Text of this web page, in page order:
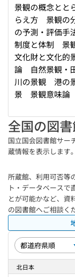
景観の概念と
らえ方 景観の
の予測・評価
制度と体制 景
文化財と文化
論 自然景観・
川の景観 港の
景 景観意味
全国の図
国立国会図書館サー
蔵情報を表示します。
所蔵館、利用可否等
ト・データベースで
とが可能かなど、資
の図書館へご相談く
北日本